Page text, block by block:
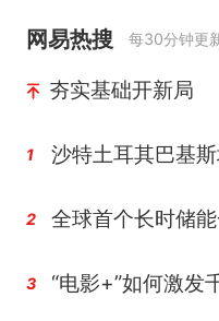
网易热搜 每30分钟更
夯实基础开新局
1
2
3